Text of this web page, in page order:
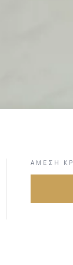
ΆΜΕΣΗ